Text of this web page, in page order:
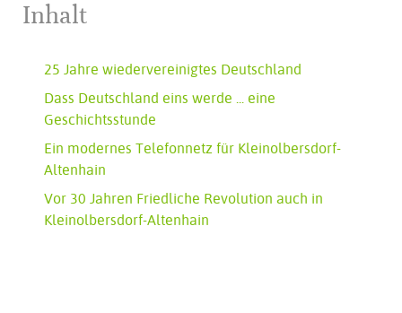
Inhalt
25 Jahre wiedervereinigtes Deutschland
Dass Deutschland eins werde ... eine
Geschichtsstunde
Ein modernes Telefonnetz für Kleinolbersdorf-
Altenhain
Vor 30 Jahren Friedliche Revolution auch in
Kleinolbersdorf-Altenhain